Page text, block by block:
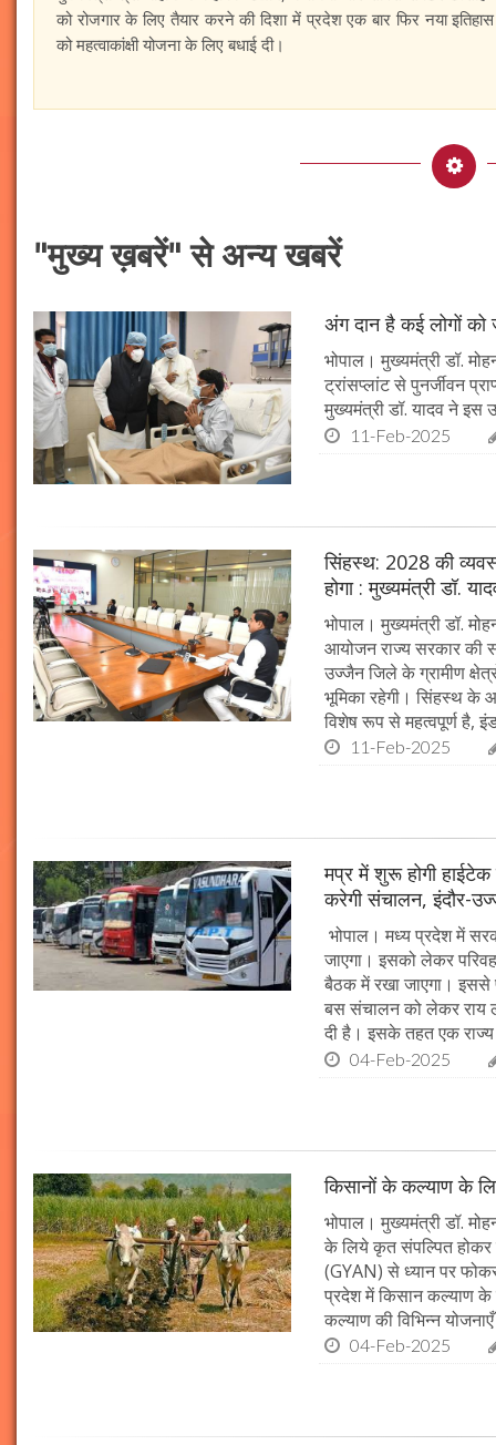
को रोजगार के लिए तैयार करने की दिशा में प्रदेश एक बार फिर नया
को महत्वाकांक्षी योजना के लिए बधाई दी।
"मुख्य ख़बरें" से अन्य खबरें
अंग दान है कई लोगों को
भोपाल। मुख्यमंत्री डॉ.
ट्रांसप्लांट से पुनर्जीवन
मुख्यमंत्री डॉ. यादव ने इस
11-Feb-2025
सिंहस्थ: 2028 की
होगा : मुख्यमंत्री डॉ.
भोपाल। मुख्यमंत्री डॉ.
आयोजन राज्य सरकार की
उज्जैन जिले के ग्रामीण
भूमिका रहेगी। सिंहस्थ के
विशेष रूप से महत्वपूर्ण है,
11-Feb-2025
मप्र में शुरू होगी
करेगी संचालन, इंदौर-
भोपाल। मध्य प्रदेश में
जाएगा। इसको लेकर
बैठक में रखा जाएगा। इससे
बस संचालन को लेकर राय
दी है। इसके तहत एक
04-Feb-2025
किसानों के कल्याण के
भोपाल। मुख्यमंत्री डॉ.
के लिये कृत संपल्पित होकर
(GYAN) से ध्यान पर
प्रदेश में किसान कल्याण के
कल्याण की विभिन्न
04-Feb-2025